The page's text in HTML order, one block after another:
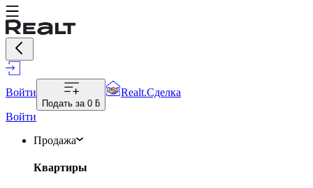
Войти
Подать за 0 ƃ
Realt.Сделка
Войти
Продажа
Квартиры